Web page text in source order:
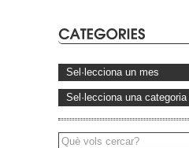
Sel·lecciona un mes
Sel·lecciona una categoria